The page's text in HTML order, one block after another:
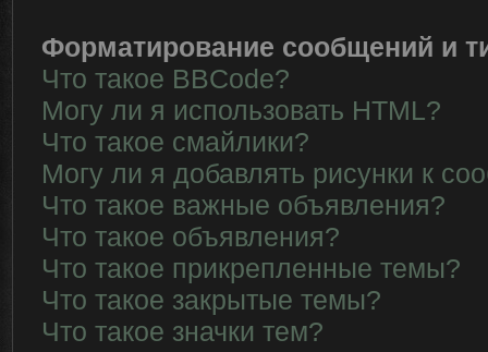
Форматирование сообщений и
Что такое BBCode?
Могу ли я использовать HTML?
Что такое смайлики?
Могу ли я добавлять рисунки к
Что такое важные объявления?
Что такое объявления?
Что такое прикрепленные темы?
Что такое закрытые темы?
Что такое значки тем?